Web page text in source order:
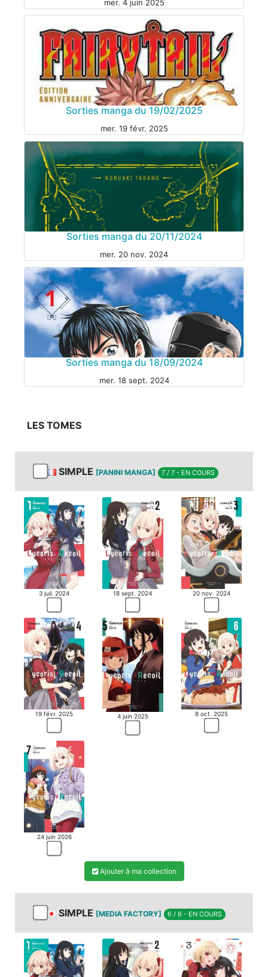
MANGA
MANGA
mer. 4 juin 2025
MANGA
Sorties manga du 19/02/2025
mer. 19 févr. 2025
MANGA
Sorties manga du 20/11/2024
mer. 20 nov. 2024
MANGA
Sorties manga du 18/09/2024
mer. 18 sept. 2024
LES TOMES
SIMPLE [PANINI MANGA] 7 / 7 - EN COURS
3 juil. 2024 18 sept. 2024 20 nov. 2024
19 févr. 2025 4 juin 2025 8 oct. 2025
24 juin 2026
Ajouter à ma collection
SIMPLE [MEDIA FACTORY] 6 / 6 - EN COURS